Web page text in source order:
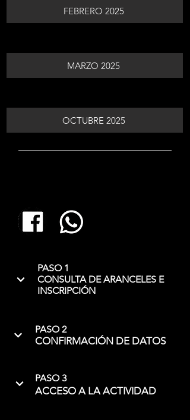
FEBRERO 2025
MARZO 2025
OCTUBRE 2025
PASO 1
CONSULTA DE ARANCELES E
INSCRIPCIÓN
PASO 2
CONFIRMACIÓN DE DATOS
PASO 3
ACCESO A LA ACTIVIDAD